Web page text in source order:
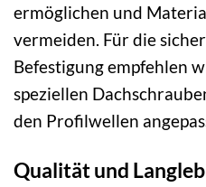
ermöglichen und
vermeiden. Für die
Befestigung empfehlen
speziellen
den Profilwellen
Qualität und